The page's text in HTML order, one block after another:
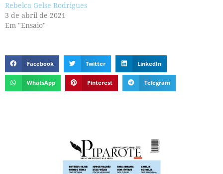
Rebelca Gelse Rodrigues
3 de abril de 2021
Em "Ensaio"
Facebook Twitter LinkedIn
WhatsApp Pinterest Telegram